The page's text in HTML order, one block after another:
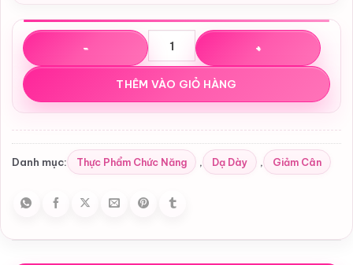
Bột lúa non đại mạch Grass Barley Golden Nhật Bản số
THÊM VÀO GIỎ HÀNG
Danh mục: Thực Phẩm Chức Năng , Dạ Dày , Giảm Cân